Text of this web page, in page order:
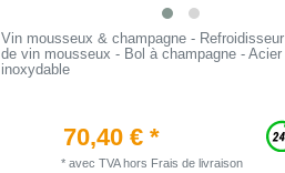
Vin mousseux & champagne - Refroidisseur
de vin mousseux - Bol à champagne - Acier
inoxydable
70,40 € *
* avec TVAhors Frais de livraison